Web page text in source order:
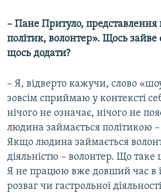
– Пане Притуло,
політик, волонтер». Щось
щось додати?
– Я, відверто кажучи, слово
зовсім сприймаю у контексті
нічого не означає, нічого не
людина займається політикою –
Якщо людина займається
діяльністю – волонтер. Що
Я не працюю вже довший час в
розваг чи гастрольної